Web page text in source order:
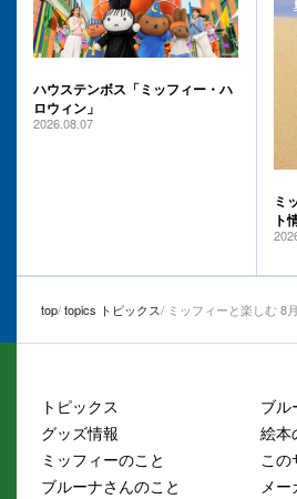
ハウステンボス「ミッフィー・ハ
ロウィン」
2026.08.07
ミ
ト
top topics トピックス ミッフィーと楽しむ 8
トピックス
グッズ情報
ミッフィーのこと
ブルーナさんのこと
ブル
絵本
この
メ